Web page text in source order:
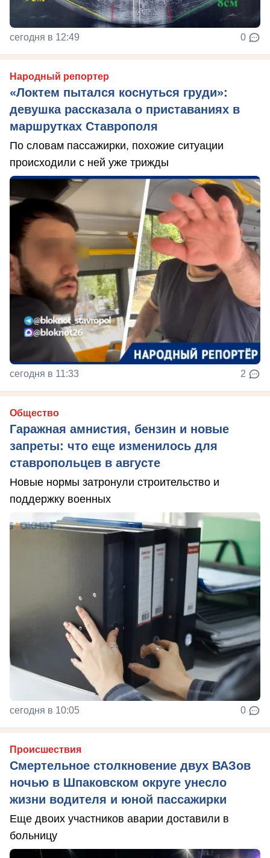
сегодня в 12:49 0
Народный репортер
«Локтем пытался коснуться груди»:
девушка рассказала о приставаниях в
маршрутках Ставрополя
По словам пассажирки, похожие ситуации
происходили с ней уже трижды
сегодня в 11:33 2
Общество
Гаражная амнистия, бензин и новые
запреты: что еще изменилось для
ставропольцев в августе
Новые нормы затронули строительство и
поддержку военных
сегодня в 10:05 0
Происшествия
Смертельное столкновение двух ВАЗов
ночью в Шпаковском округе унесло
жизни водителя и юной пассажирки
Еще двоих участников аварии доставили в
больницу